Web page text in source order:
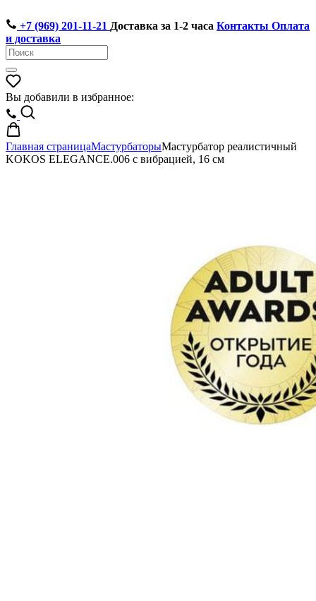
+7 (969) 201-11-21 Доставка за 1-2 часа Контакты Оплата
и доставка
Вы добавили в избранное:
Главная страницаМастурбаторыМастурбатор реалистичный
KOKOS ELEGANCE.006 с вибрацией, 16 см